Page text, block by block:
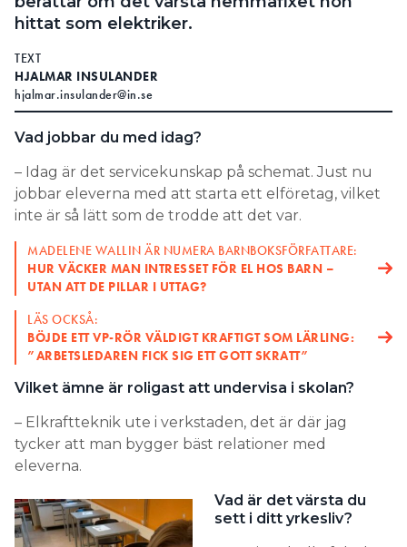
hittat som elektriker.
TEXT
HJALMAR INSULANDER
hjalmar.insulander@in.se
Vad jobbar du med idag?
– Idag är det servicekunskap på schemat. Just nu
jobbar eleverna med att starta ett elföretag, vilket
inte är så lätt som de trodde att det var.
MADELENE WALLIN ÄR NUMERA BARNBOKSFÖRFATTARE:
HUR VÄCKER MAN INTRESSET FÖR EL HOS BARN –
UTAN ATT DE PILLAR I UTTAG?
LÄS OCKSÅ:
BÖJDE ETT VP-RÖR VÄLDIGT KRAFTIGT SOM LÄRLING:
”ARBETSLEDAREN FICK SIG ETT GOTT SKRATT”
Vilket ämne är roligast att undervisa i skolan?
– Elkraftteknik ute i verkstaden, det är där jag
tycker att man bygger bäst relationer med
eleverna.
Vad är det värsta du
sett i ditt yrkesliv?